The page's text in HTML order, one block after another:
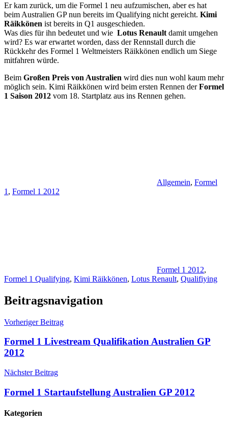
Er kam zurück, um die Formel 1 neu aufzumischen, aber es hat
beim Australien GP nun bereits im Qualifying nicht gereicht. Kimi
Räikkönen ist bereits in Q1 ausgeschieden.
Was dies für ihn bedeutet und wie Lotus Renault damit umgehen
wird? Es war erwartet worden, dass der Rennstall durch die
Rückkehr des Formel 1 Weltmeisters Räikkönen endlich um Siege
mitfahren würde.
Beim Großen Preis von Australien wird dies nun wohl kaum mehr
möglich sein. Kimi Räikkönen wird beim ersten Rennen derFormel
1 Saison 2012 vom 18. Startplatz aus ins Rennen gehen.
Allgemein, Formel
1 , Formel 1 2012
Formel 1 2012,
Formel 1 Qualifying, Kimi Räikkönen, Lotus Renault, Qualifiying
Beitragsnavigation
Vorheriger Beitrag
Formel 1 Livestream Qualifikation Australien GP
2012
Nächster Beitrag
Formel 1 Startaufstellung Australien GP 2012
Kategorien